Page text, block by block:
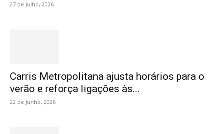
27 de Julho, 2026
Carris Metropolitana ajusta horários para o
verão e reforça ligações às...
22 de Junho, 2026